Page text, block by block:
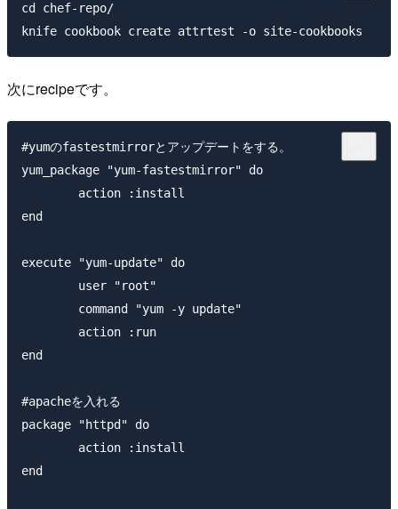
cd chef-repo/
次にrecipeです。
#yumのfastestmirrorとアップデートをする。
yum_package "yum-fastestmirror" do
end
execute "yum-update" do
end
#apacheを入れる
package "httpd" do
end